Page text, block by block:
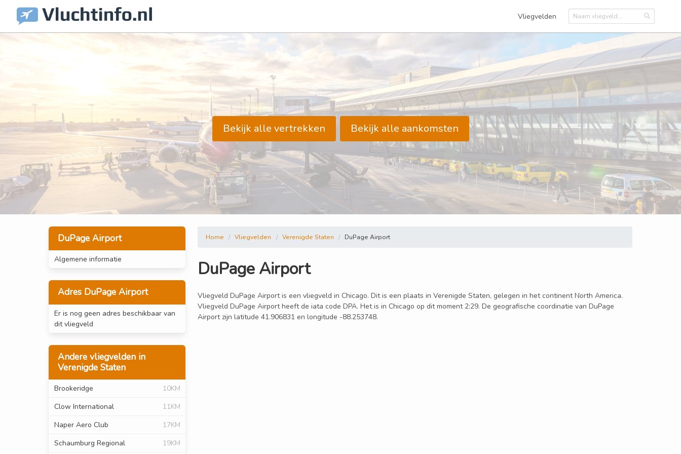
Vliegvelden
Bekijk alle vertrekken Bekijk alle aankomsten
DuPage Airport
Algemene informatie
Adres DuPage Airport
Er is nog geen adres beschikbaar van
dit vliegveld
Andere vliegvelden in
Verenigde Staten
Brookeridge
10KM
Clow International
11KM
Naper Aero Club
17KM
Schaumburg Regional
19KM
Home Vliegvelden Verenigde Staten DuPage Airport
DuPage Airport
Vliegveld DuPage Airport is een vliegveld in Chicago. Dit is een plaats in Verenigde Staten, gelegen in het continent North America.
Vliegveld DuPage Airport heeft de iata code DPA. Het is in Chicago op dit moment 2:29. De geografische coordinatie van DuPage
Airport zijn latitude 41.906831 en longitude -88.253748.